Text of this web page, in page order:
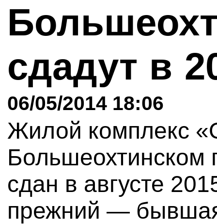
сдадут в
06/05/2014 18:06
Жилой комплекс
Большеохтинском
сдан в августе
прежний —